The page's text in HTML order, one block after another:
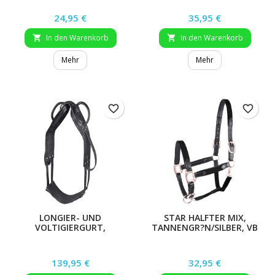
Preis
24,95 €
 In den Warenkorb
Mehr
Preis
35,95 €
 In den Warenkorb
Mehr
LONGIER- UND
VOLTIGIERGURT,
Preis
139,95 €
favorite_border
STAR HALFTER MIX,
TANNENGR?N/SILBER, VB
Preis
32,95 €
favorite_border